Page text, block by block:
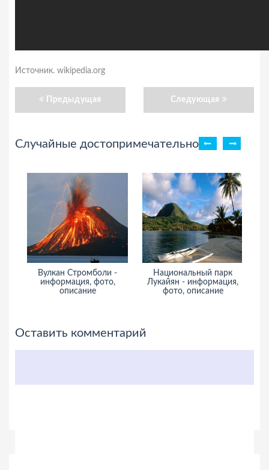
Источник. wikipedia.org
Предыдущая Следующая
Случайные достопримечательности
Вулкан Стромболи -
информация, фото,
описание
Национальный парк
Лукайян - информация,
фото, описание
Оставить комментарий